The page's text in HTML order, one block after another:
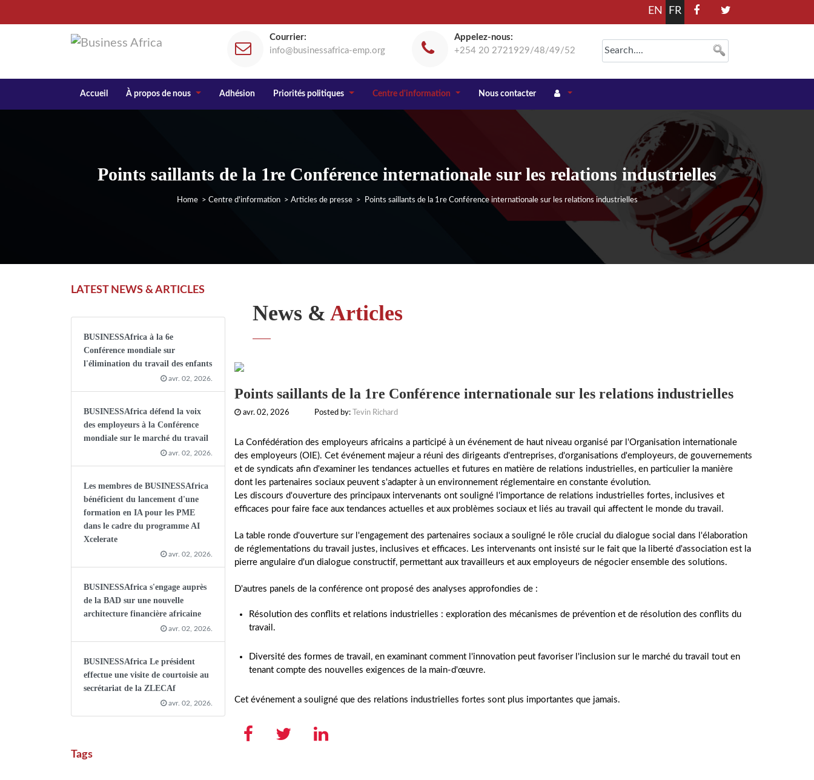
EN FR
Courrier:
info@businessafrica-emp.org
Appelez-nous:
+254 20 2721929/48/49/52
Accueil À propos de nous Adhésion Priorités politiques Centre d'information Nous contacter
Points saillants de la 1re Conférence internationale sur les relations industrielles
Home> Centre d'information> Articles de presse> Points saillants de la 1re Conférence internationale sur les relations industrielles
LATEST NEWS & ARTICLES
BUSINESSAfrica à la 6e
Conférence mondiale sur
l'élimination du travail des enfants
avr. 02, 2026.
BUSINESSAfrica défend la voix
des employeurs à la Conférence
mondiale sur le marché du travail
avr. 02, 2026.
Les membres de BUSINESSAfrica
bénéficient du lancement d'une
formation en IA pour les PME
dans le cadre du programme AI
Xcelerate
avr. 02, 2026.
BUSINESSAfrica s'engage auprès
de la BAD sur une nouvelle
architecture financière africaine
avr. 02, 2026.
BUSINESSAfrica Le président
effectue une visite de courtoisie au
secrétariat de la ZLECAf
avr. 02, 2026.
Tags
News & Articles
Points saillants de la 1re Conférence internationale sur les relations industrielles
avr. 02, 2026 Posted by: Tevin Richard
La Confédération des employeurs africains a participé à un événement de haut niveau organisé par l'Organisation internationale
des employeurs (OIE). Cet événement majeur a réuni des dirigeants d'entreprises, d'organisations d'employeurs, de gouvernements
et de syndicats afin d'examiner les tendances actuelles et futures en matière de relations industrielles, en particulier la manière
dont les partenaires sociaux peuvent s'adapter à un environnement réglementaire en constante évolution.
Les discours d'ouverture des principaux intervenants ont souligné l'importance de relations industrielles fortes, inclusives et
efficaces pour faire face aux tendances actuelles et aux problèmes sociaux et liés au travail qui affectent le monde du travail.
La table ronde d'ouverture sur l'engagement des partenaires sociaux a souligné le rôle crucial du dialogue social dans l'élaboration
de réglementations du travail justes, inclusives et efficaces. Les intervenants ont insisté sur le fait que la liberté d'association est la
pierre angulaire d'un dialogue constructif, permettant aux travailleurs et aux employeurs de négocier ensemble des solutions.
D'autres panels de la conférence ont proposé des analyses approfondies de :
Résolution des conflits et relations industrielles : exploration des mécanismes de prévention et de résolution des conflits du
travail.
Diversité des formes de travail, en examinant comment l'innovation peut favoriser l'inclusion sur le marché du travail tout en
tenant compte des nouvelles exigences de la main-d'œuvre.
Cet événement a souligné que des relations industrielles fortes sont plus importantes que jamais.